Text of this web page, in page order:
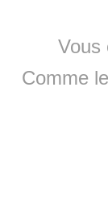
Vous
Comme